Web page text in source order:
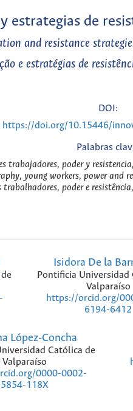
estrategias de
and resistance
e estratégias de
DOI:
https://doi.org/10.15446/
Palabras
trabajadores, poder y
young workers, power and
poder e
Isidora De la
Pontificia Universidad
Valparaíso
https://orcid.org/
6194-6412
López-Concha
Católica de
Valparaíso
0000-0002-
5854-118X